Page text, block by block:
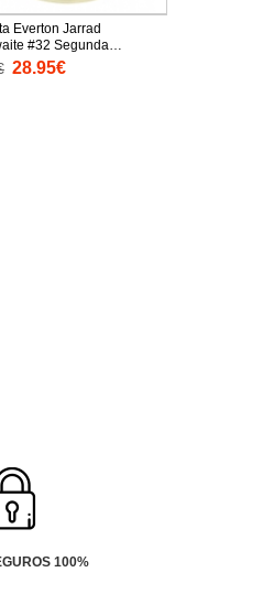
Everton Jarrad
#32 Segunda
Replica 2025-26 para
cortas
28.95€
100%